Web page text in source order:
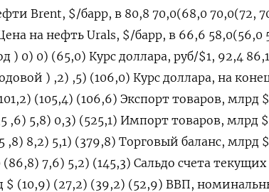
Brent, $/барр, в 80,8 70,0(68,0 70,0(72,
на нефть Urals, $/барр, в 66,6 58,0(56,0
) 0) 0) (65,0) Курс доллара, руб/$1, 92,4
) ,2) ,5) (106,0) Курс доллара, на
(105,4) (106,6) Экспорт товаров, млрд $
,6) 5,8) 0,3) (525,1) Импорт товаров, млрд
,8) 8,2) 5,1) (379,8) Торговый баланс, млрд $
(86,8) 7,6) 5,2) (145,3) Сальдо счета
$ (10,9) (27,2) (39,2) (52,9) ВВП,